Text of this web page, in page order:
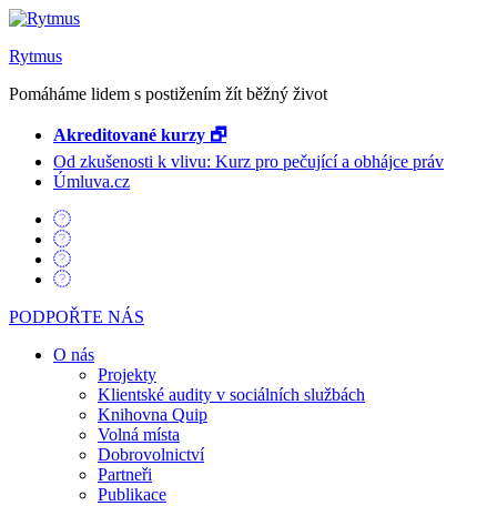
Rytmus
Pomáháme lidem s postižením žít běžný život
Akreditované kurzy 🗗
Od zkušenosti k vlivu: Kurz pro pečující a obhájce práv
Úmluva.cz
PODPOŘTE NÁS
O nás
Projekty
Klientské audity v sociálních službách
Knihovna Quip
Volná místa
Dobrovolnictví
Partneři
Publikace